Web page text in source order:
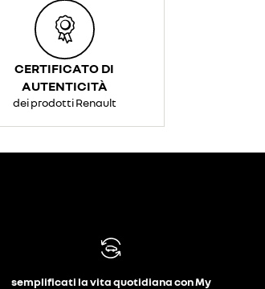
CERTIFICATO DI
AUTENTICITÀ
dei prodotti Renault
semplificati la vita quotidiana con My